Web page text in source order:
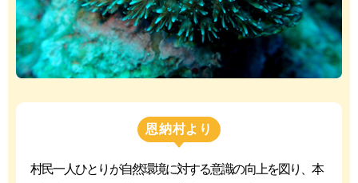
恩納村より
村民一人ひとりが自然環境に対する意識の向上を図り、本